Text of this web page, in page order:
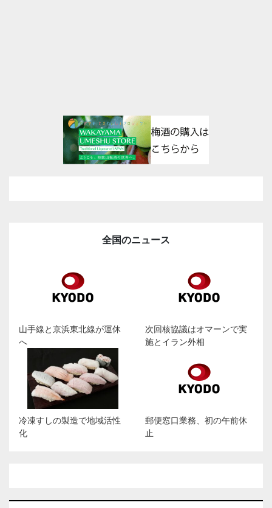
全国のニュース
山手線と京浜東北線が運休
へ
次回核協議はオマーンで実
施とイラン外相
冷凍すしの製造で地域活性
化
郵便窓口業務、初の午前休
止